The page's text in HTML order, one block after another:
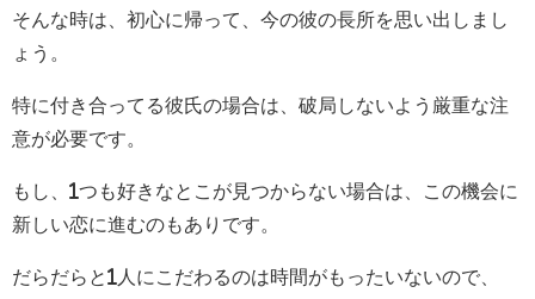
そんな時は、初心に帰って、今の彼の長所を思い出しまし
ょう。
特に付き合ってる彼氏の場合は、破局しないよう厳重な注
意が必要です。
もし、1つも好きなとこが見つからない場合は、この機会に
新しい恋に進むのもありです。
だらだらと1人にこだわるのは時間がもったいないので、